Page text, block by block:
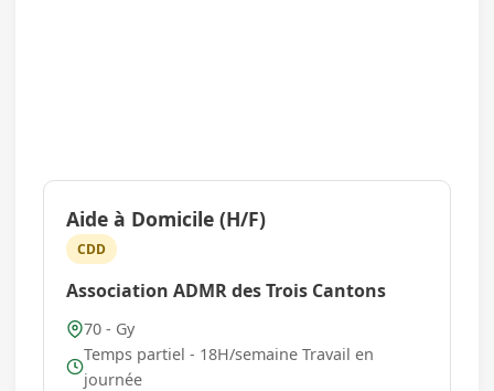
Aide à Domicile (H/F)
CDD
Association ADMR des Trois Cantons
70 - Gy
Temps partiel - 18H/semaine Travail en
journée